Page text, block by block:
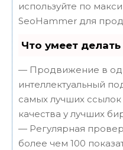
используйте по
SeoHammer для
Что умеет
— Продвижение в
интеллектуальный
самых лучших
качества у лучших
— Регулярная
более чем 100